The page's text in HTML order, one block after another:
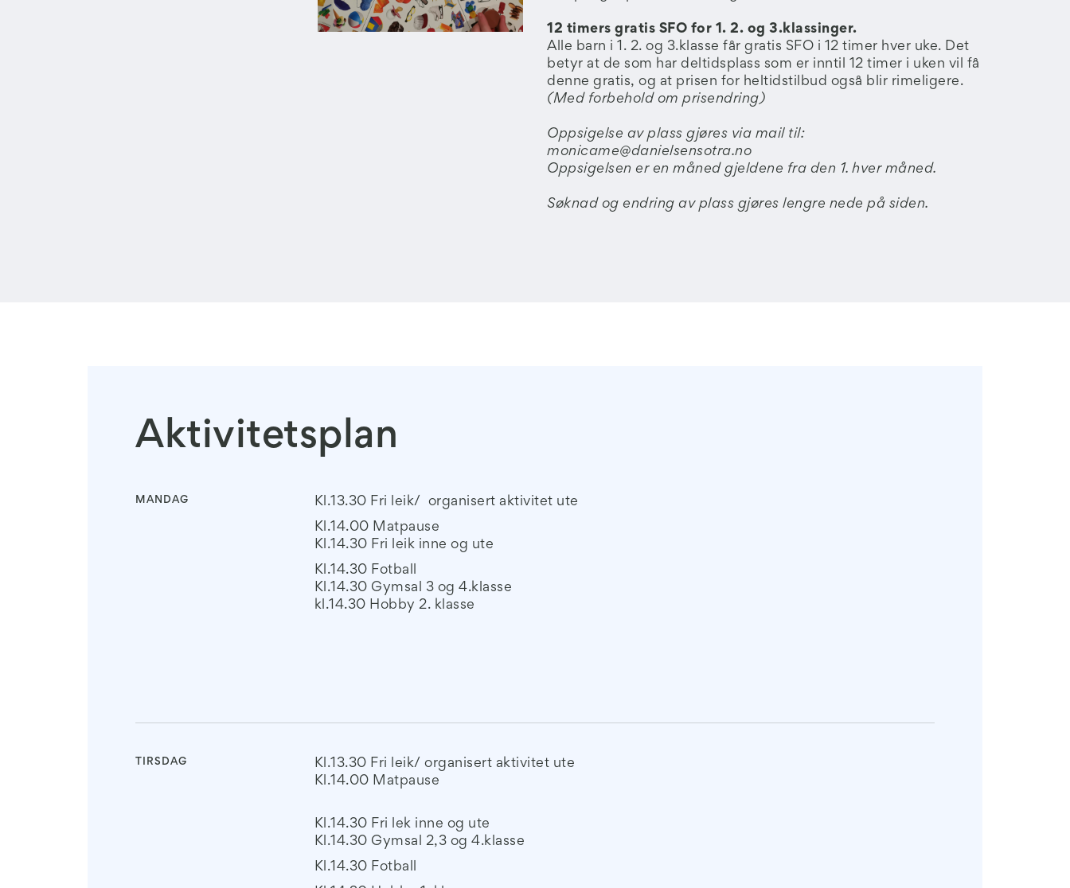
12 timers gratis SFO for 1. 2. og 3.klassinger.
Alle barn i 1. 2. og 3.klasse får gratis SFO i 12 timer hver uke. Det
betyr at de som har deltidsplass som er inntil 12 timer i uken vil få
denne gratis, og at prisen for heltidstilbud også blir rimeligere.
(Med forbehold om prisendring)
Oppsigelse av plass gjøres via mail til:
monicame@danielsensotra.no
Oppsigelsen er en måned gjeldene fra den 1. hver måned.
Søknad og endring av plass gjøres lengre nede på siden.
Aktivitetsplan
MANDAG
Kl.13.30 Fri leik/ organisert aktivitet ute
Kl.14.00 Matpause
Kl.14.30 Fri leik inne og ute
Kl.14.30 Fotball
Kl.14.30 Gymsal 3 og 4.klasse
kl.14.30 Hobby 2. klasse
TIRSDAG
Kl.13.30 Fri leik/ organisert aktivitet ute
Kl.14.00 Matpause
Kl.14.30 Fri lek inne og ute
Kl.14.30 Gymsal 2,3 og 4.klasse
Kl.14.30 Fotball